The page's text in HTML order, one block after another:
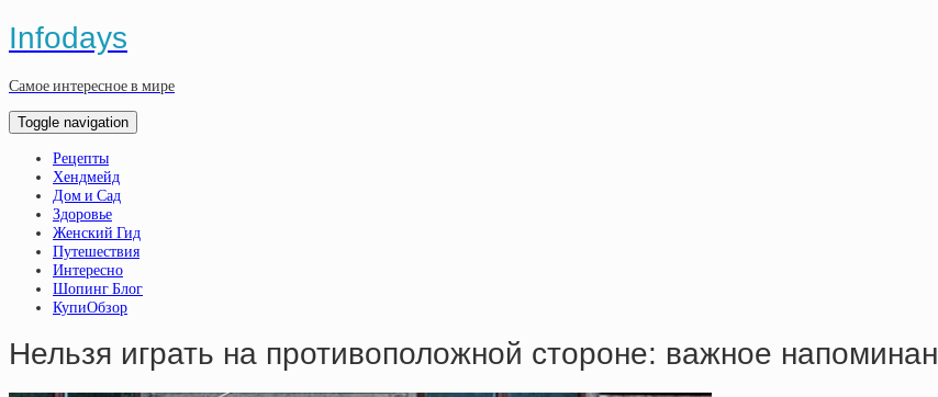
Infodays
Самое интересное в мире
Toggle navigation
Рецепты
Хендмейд
Дом и Сад
Здоровье
Женский Гид
Путешествия
Интересно
Шопинг Блог
КупиОбзор
Нельзя играть на противоположной стороне: важное